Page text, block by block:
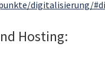
digitalisierung/
Hosting: